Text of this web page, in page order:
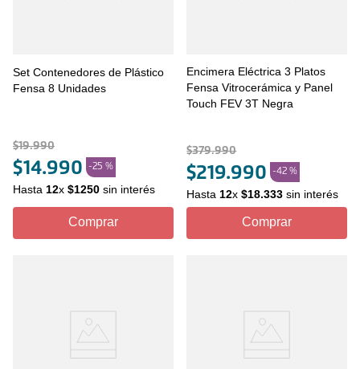
Set Contenedores de Plástico
Fensa 8 Unidades
$19.990
$14.990 -25 %
Hasta 12x $1250 sin interés
Comprar
Encimera Eléctrica 3 Platos
Fensa Vitrocerámica y Panel
Touch FEV 3T Negra
$379.990
$219.990 -42 %
Hasta 12x$18.333 sin interés
Comprar